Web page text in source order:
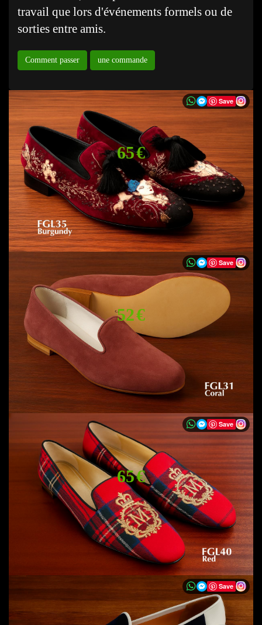
travail que lors d'événements formels ou de
sorties entre amis.
Comment passer une commande
Save
65 €
Save
52 €
Save
65 €
Save